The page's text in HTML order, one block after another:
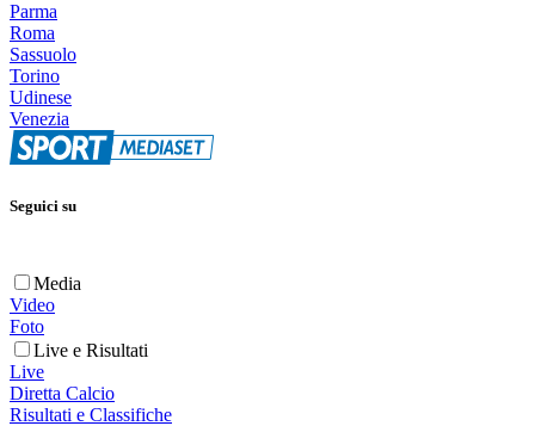
Parma
Roma
Sassuolo
Torino
Udinese
Venezia
Seguici su
Media
Video
Foto
Live e Risultati
Live
Diretta Calcio
Risultati e Classifiche